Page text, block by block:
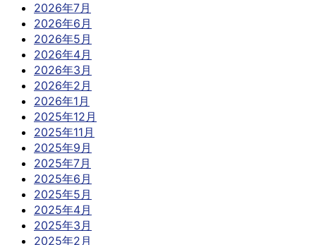
2026年7月
2026年6月
2026年5月
2026年4月
2026年3月
2026年2月
2026年1月
2025年12月
2025年11月
2025年9月
2025年7月
2025年6月
2025年5月
2025年4月
2025年3月
2025年2月